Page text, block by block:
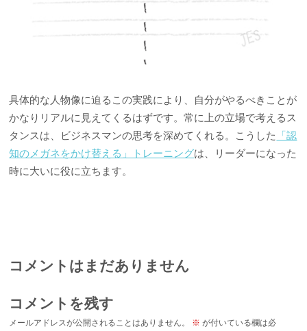
具体的な人物像に迫るこの実践により、自分がやるべきことが
かなりリアルに見えてくるはずです。常に上の立場で考えるス
タンスは、ビジネスマンの思考を深めてくれる。こうした 「認
知のメガネをかけ替える」トレーニングは、リーダーになった
時に大いに役に立ちます。
コメントはまだありません
コメントを残す
メールアドレスが公開されることはありません。 ※ が付いている欄は必